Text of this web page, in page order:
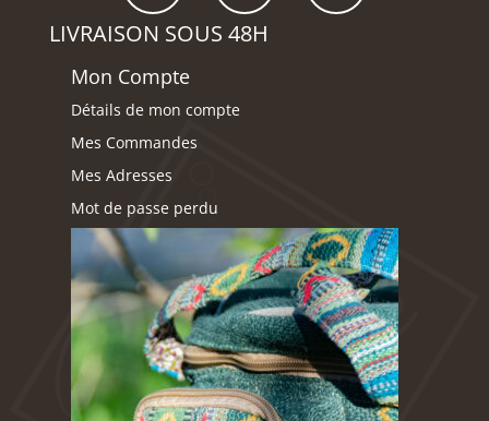
LIVRAISON SOUS 48H
Mon Compte
Détails de mon compte
Mes Commandes
Mes Adresses
Mot de passe perdu